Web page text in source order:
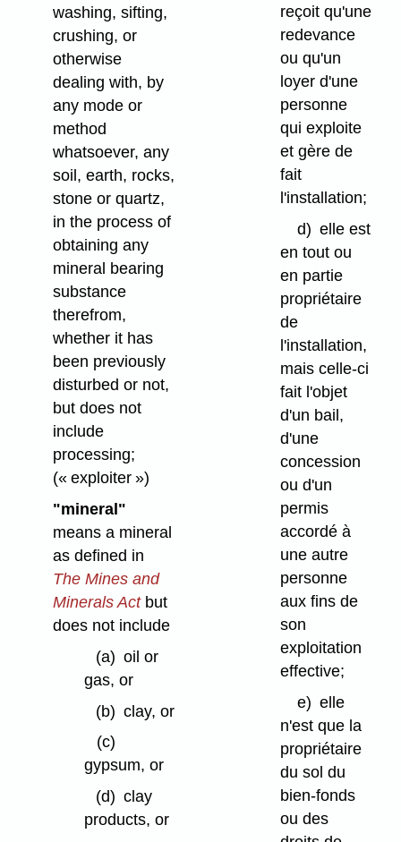
washing, sifting,
crushing, or
otherwise
dealing with, by
any mode or
method
whatsoever, any
soil, earth, rocks,
stone or quartz,
in the process of
obtaining any
mineral bearing
substance
therefrom,
whether it has
been previously
disturbed or not,
but does not
include
processing;
(« exploiter »)
"mineral"
means a mineral
as defined in
The Mines and
Minerals Actbut
does not include
(a) oil or
gas, or
(b) clay, or
(c)
gypsum, or
(d) clay
products, or
reçoit qu'une
redevance
ou qu'un
loyer d'une
personne
qui exploite
et gère de
fait
l'installation;
d) elle est
en tout ou
en partie
propriétaire
de
l'installation,
mais celle-ci
fait l'objet
d'un bail,
d'une
concession
ou d'un
permis
accordé à
une autre
personne
aux fins de
son
exploitation
effective;
e) elle
n'est que la
propriétaire
du sol du
bien-fonds
ou des